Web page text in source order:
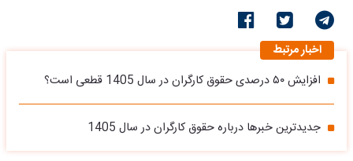
اخبار مرتبط
افزایش ۵۰ درصدی حقوق کارگران در سال 1405 قطعی است؟
جدیدترین خبرها درباره حقوق کارگران در سال 1405